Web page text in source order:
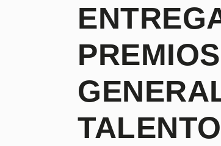
PREMIOS